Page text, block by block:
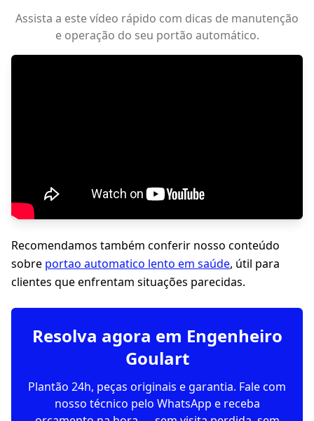
Assista a este vídeo rápido com dicas de manutenção
e operação do seu portão automático.
Recomendamos também conferir nosso conteúdo
sobre portao automatico lento em saúde, útil para
clientes que enfrentam situações parecidas.
Resolva agora em Engenheiro
Goulart
Plantão 24h, peças originais e garantia. Fale com
nosso técnico pelo WhatsApp e receba